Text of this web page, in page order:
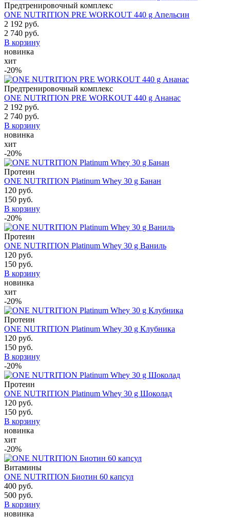
Предтренировочный комплекс
ONE NUTRITION PRE WORKOUT 440 g Апельсин
2 192 руб.
2 740 руб.
В корзину
новинка
хит
-20%
Предтренировочный комплекс
ONE NUTRITION PRE WORKOUT 440 g Ананас
2 192 руб.
2 740 руб.
В корзину
новинка
хит
-20%
Протеин
ONE NUTRITION Platinum Whey 30 g Банан
120 руб.
150 руб.
В корзину
-20%
Протеин
ONE NUTRITION Platinum Whey 30 g Ваниль
120 руб.
150 руб.
В корзину
новинка
хит
-20%
Протеин
ONE NUTRITION Platinum Whey 30 g Клубника
120 руб.
150 руб.
В корзину
-20%
Протеин
ONE NUTRITION Platinum Whey 30 g Шоколад
120 руб.
150 руб.
В корзину
новинка
хит
-20%
Витамины
ONE NUTRITION Биотин 60 капсул
400 руб.
500 руб.
В корзину
новинка